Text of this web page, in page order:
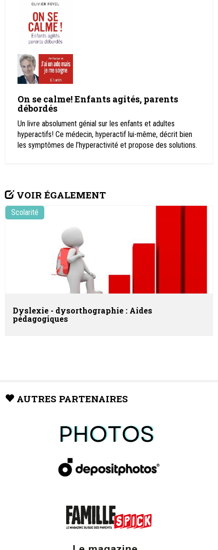
On se calme! Enfants agités, parents
débordés
Un livre absolument génial sur les enfants et adultes
hyperactifs! Ce médecin, hyperactif lui-même, décrit bien
les symptômes de l’hyperactivité et propose des solutions.
VOIR ÉGALEMENT
Scolarité
Dyslexie - dysorthographie : Aides
pédagogiques
AUTRES PARTENAIRES